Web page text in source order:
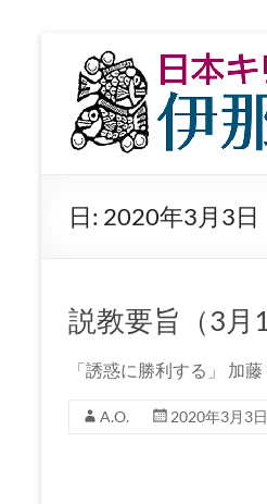
日
本
キ
リ
ス
教
団
伊
日: 2020年3月3日
説教要旨（3月1
「誘惑に勝利する」
A.O. 2020年3月3日